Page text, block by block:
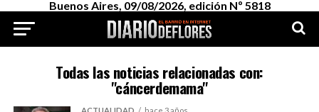
Buenos Aires, 09/08/2026, edición Nº 5818
Todas las noticias relacionadas con:
"cáncerdemama"